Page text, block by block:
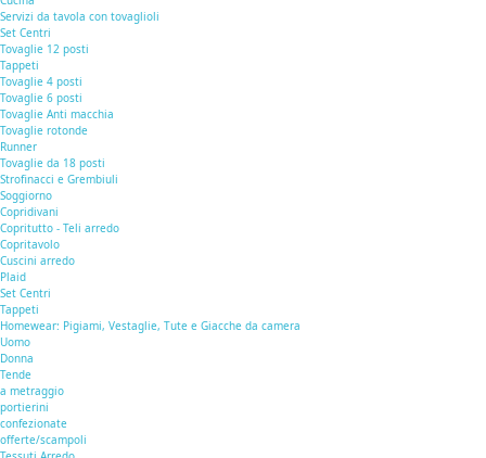
Servizi da tavola con tovaglioli
Set Centri
Tovaglie 12 posti
Tappeti
Tovaglie 4 posti
Tovaglie 6 posti
Tovaglie Anti macchia
Tovaglie rotonde
Runner
Tovaglie da 18 posti
Strofinacci e Grembiuli
Soggiorno
Copridivani
Copritutto - Teli arredo
Copritavolo
Cuscini arredo
Plaid
Set Centri
Tappeti
Homewear: Pigiami, Vestaglie, Tute e Giacche da camera
Uomo
Donna
Tende
a metraggio
portierini
confezionate
offerte/scampoli